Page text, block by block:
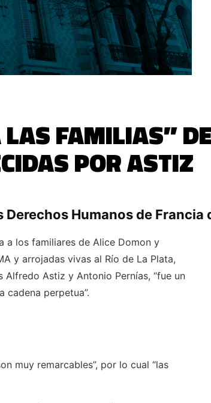
FAMILIAS”
POR ASTIZ
Humanos de Francia
a los familiares de Alice Domon y
y arrojadas vivas al Río de La Plata,
Astiz y Antonio Pernías, “fue un
cadena perpetua”.
muy remarcables”, por lo cual “las